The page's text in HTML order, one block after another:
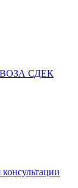
СДЕК
консультации